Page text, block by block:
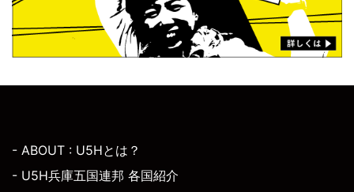
- ABOUT : U5Hとは？
- U5H兵庫五国連邦 各国紹介